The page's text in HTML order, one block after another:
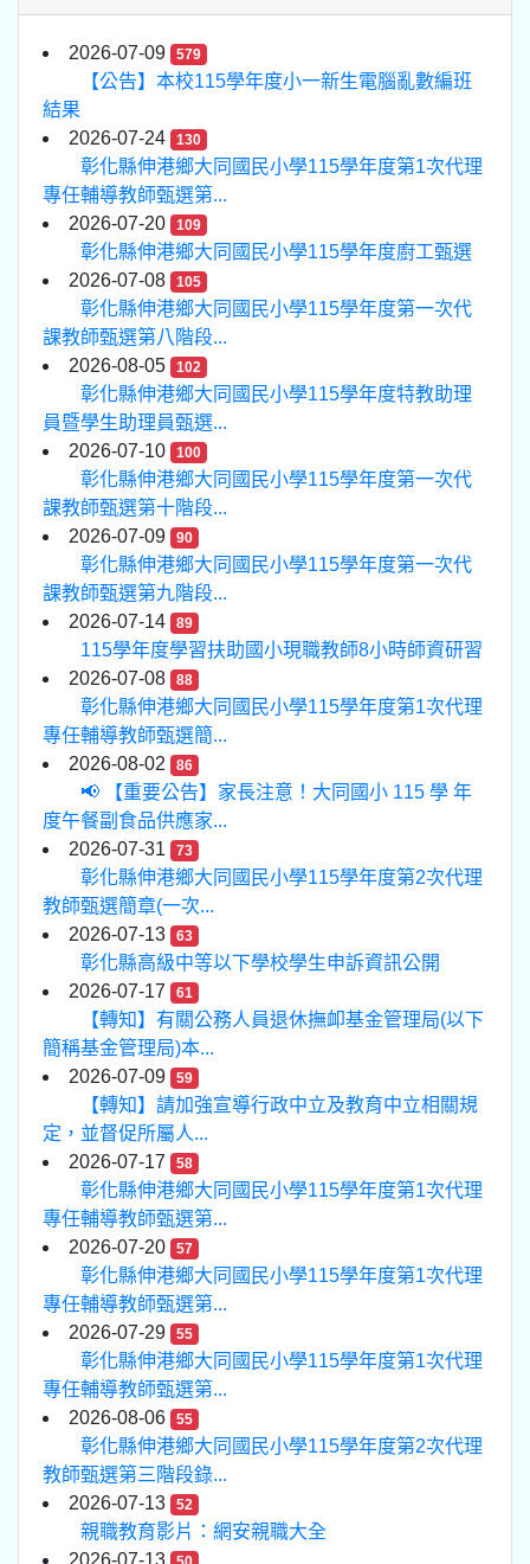
2026-07-09 579
【公告】本校115學年度小一新生電腦亂數編班
結果
2026-07-24
130
彰化縣伸港鄉大同國民小學115學年度第1次代理
專任輔導教師甄選第...
2026-07-20
109
彰化縣伸港鄉大同國民小學115學年度廚工甄選
2026-07-08
105
彰化縣伸港鄉大同國民小學115學年度第一次代
課教師甄選第八階段...
2026-08-05
102
彰化縣伸港鄉大同國民小學115學年度特教助理
員暨學生助理員甄選...
2026-07-10
100
彰化縣伸港鄉大同國民小學115學年度第一次代
課教師甄選第十階段...
2026-07-09
90
彰化縣伸港鄉大同國民小學115學年度第一次代
課教師甄選第九階段...
2026-07-14
89
115學年度學習扶助國小現職教師8小時師資研習
2026-07-08
88
彰化縣伸港鄉大同國民小學115學年度第1次代理
專任輔導教師甄選簡...
2026-08-02
86
📢 【重要公告】家長注意！大同國小 115 學 年
度午餐副食品供應家...
2026-07-31
73
彰化縣伸港鄉大同國民小學115學年度第2次代理
教師甄選簡章(一次...
2026-07-13
63
彰化縣高級中等以下學校學生申訴資訊公開
2026-07-17
61
【轉知】有關公務人員退休撫卹基金管理局(以下
簡稱基金管理局)本...
2026-07-09
59
【轉知】請加強宣導行政中立及教育中立相關規
定，並督促所屬人...
2026-07-17
58
彰化縣伸港鄉大同國民小學115學年度第1次代理
專任輔導教師甄選第...
2026-07-20
57
彰化縣伸港鄉大同國民小學115學年度第1次代理
專任輔導教師甄選第...
2026-07-29
55
彰化縣伸港鄉大同國民小學115學年度第1次代理
專任輔導教師甄選第...
2026-08-06
55
彰化縣伸港鄉大同國民小學115學年度第2次代理
教師甄選第三階段錄...
2026-07-13
52
親職教育影片：網安親職大全
2026-07-13